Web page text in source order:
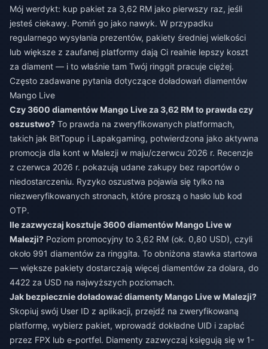
Mój werdykt: kup pakiet za 3,62 RM jako pierwszy raz, jeśli
jesteś ciekawy. Pomiń go jako nawyk. W przypadku
regularnego wysyłania prezentów, pakiety średniej wielkości
lub większe z zaufanej platformy dają Ci realnie lepszy koszt
za diament — i to właśnie tam Twój ringgit pracuje ciężej.
Często zadawane pytania dotyczące doładowań diamentów
Mango Live
Czy 3600 diamentów Mango Live za 3,62 RM to prawda czy
oszustwo? To prawda na zweryfikowanych platformach,
takich jak BitTopup i Lapakgaming, potwierdzona jako aktywna
promocja dla kont w Malezji w maju/czerwcu 2026 r. Recenzje
z czerwca 2026 r. pokazują udane zakupy bez raportów o
niedostarczeniu. Ryzyko oszustwa pojawia się tylko na
niezweryfikowanych stronach, które proszą o hasło lub kod
OTP.
Ile zazwyczaj kosztuje 3600 diamentów Mango Live w
Malezji? Poziom promocyjny to 3,62 RM (ok. 0,80 USD), czyli
około 991 diamentów za ringgita. To obniżona stawka startowa
— większe pakiety dostarczają więcej diamentów za dolara, do
4422 za USD na najwyższych poziomach.
Jak bezpiecznie doładować diamenty Mango Live w Malezji?
Skopiuj swój User ID z aplikacji, przejdź na zweryfikowaną
platformę, wybierz pakiet, wprowadź dokładne UID i zapłać
przez FPX lub e-portfel. Diamenty zazwyczaj księgują się w 1-